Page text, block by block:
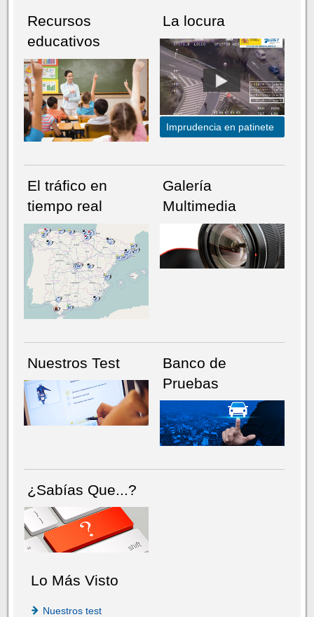
NÚMERO ACTUALHEMEROTECA
Recursos
educativos
La locura
Imprudencia en patinete
El tráfico en
tiempo real
Galería
Multimedia
Nuestros Test
Banco de
Pruebas
¿Sabías Que...?
Lo Más Visto
Nuestros test